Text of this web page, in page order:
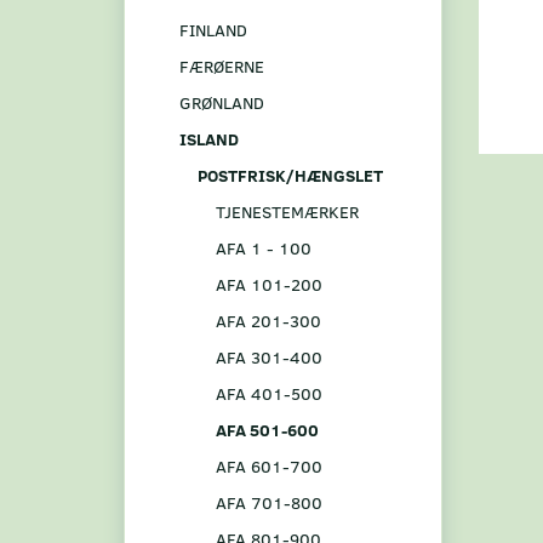
FINLAND
FÆRØERNE
GRØNLAND
ISLAND
POSTFRISK/HÆNGSLET
TJENESTEMÆRKER
AFA 1 - 100
AFA 101-200
AFA 201-300
AFA 301-400
AFA 401-500
AFA 501-600
AFA 601-700
AFA 701-800